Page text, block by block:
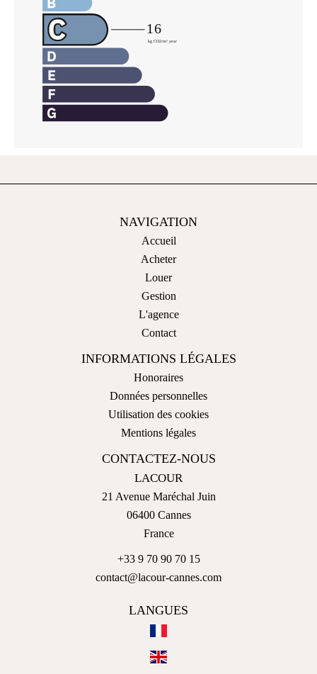
NAVIGATION
Accueil
Acheter
Louer
Gestion
L'agence
Contact
INFORMATIONS LÉGALES
Honoraires
Données personnelles
Utilisation des cookies
Mentions légales
CONTACTEZ-NOUS
LACOUR
21 Avenue Maréchal Juin
06400Cannes
France
+33 9 70 90 70 15
contact@lacour-cannes.com
LANGUES